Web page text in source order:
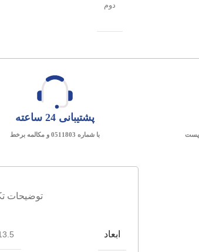
دوم
پست
پشتیبانی 24 ساعته
با شماره 0511803 و مکالمه برخط
توضیحات
ابعاد